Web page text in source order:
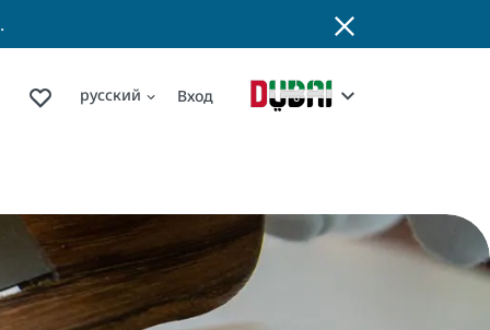
.
русский Вход